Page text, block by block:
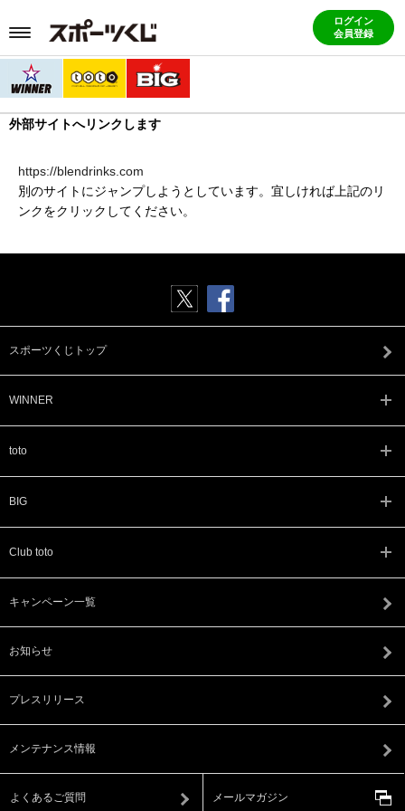
ログイン
会員登録
外部サイトへリンクします
https://blendrinks.com
別のサイトにジャンプしようとしています。宜しければ上記のリ
ンクをクリックしてください。
スポーツくじトップ
WINNER
toto
BIG
Club toto
キャンペーン一覧
お知らせ
プレスリリース
メンテナンス情報
よくあるご質問 メールマガジン